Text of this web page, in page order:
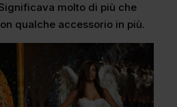
molto di più che
qualche accessorio in più.